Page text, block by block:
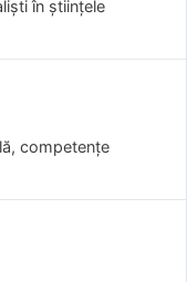
în științele
competențe